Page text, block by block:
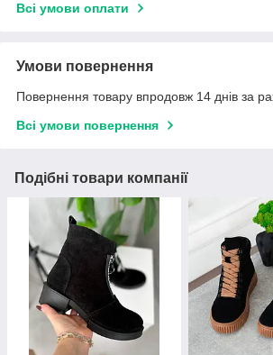
Всі умови оплати
Умови повернення
Повернення товару впродовж 14 днів за
Всі умови повернення
Подібні товари компанії